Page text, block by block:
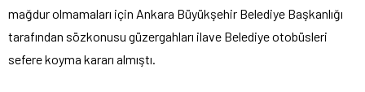
mağdur olmamaları için Ankara Büyükşehir Belediye Başkanlığı
tarafından sözkonusu güzergahları ilave Belediye otobüsleri
sefere koyma kararı almıştı.